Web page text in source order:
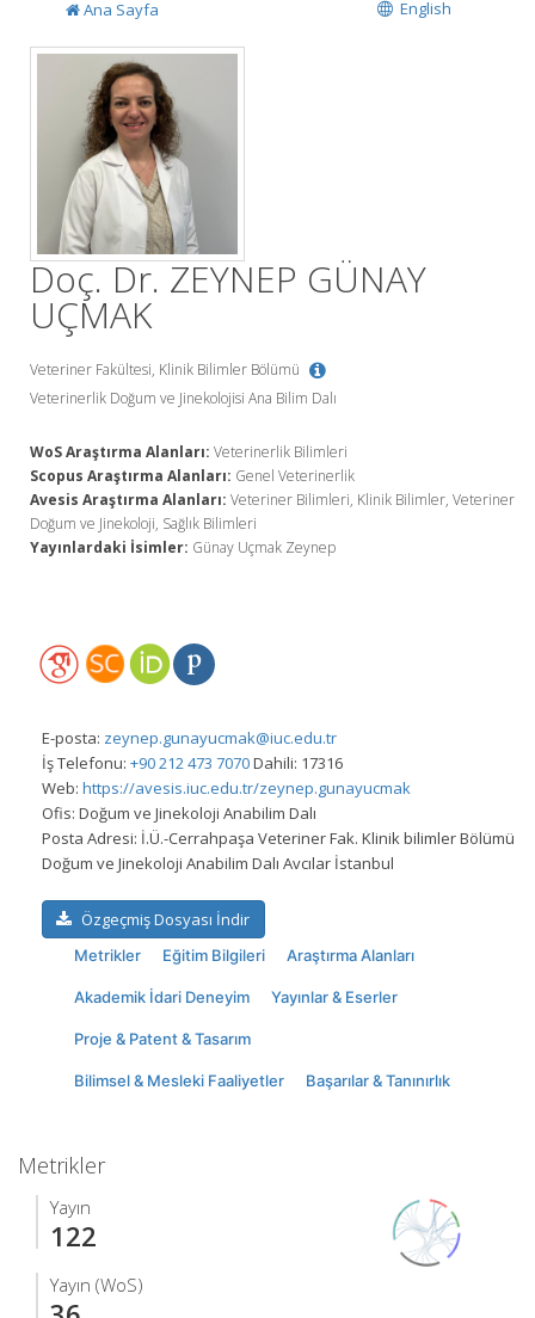
English
Ana Sayfa
Doç. Dr. ZEYNEP GÜNAY
UÇMAK
Veteriner Fakültesi, Klinik Bilimler Bölümü
Veterinerlik Doğum ve Jinekolojisi Ana Bilim Dalı
WoS Araştırma Alanları: Veterinerlik Bilimleri
Scopus Araştırma Alanları: Genel Veterinerlik
Avesis Araştırma Alanları: Veteriner Bilimleri, Klinik Bilimler, Veteriner
Doğum ve Jinekoloji, Sağlık Bilimleri
Yayınlardaki İsimler: Günay Uçmak Zeynep
E-posta: zeynep.gunayucmak@iuc.edu.tr
İş Telefonu: +90 212 473 7070Dahili: 17316
Web: https://avesis.iuc.edu.tr/zeynep.gunayucmak
Ofis: Doğum ve Jinekoloji Anabilim Dalı
Posta Adresi: İ.Ü.-Cerrahpaşa Veteriner Fak. Klinik bilimler Bölümü
Doğum ve Jinekoloji Anabilim Dalı Avcılar İstanbul
Özgeçmiş Dosyası İndir
Metrikler Eğitim Bilgileri Araştırma Alanları
Akademik İdari Deneyim Yayınlar & Eserler
Proje & Patent & Tasarım
Bilimsel & Mesleki Faaliyetler Başarılar & Tanınırlık
Metrikler
Yayın
122
Yayın (WoS)